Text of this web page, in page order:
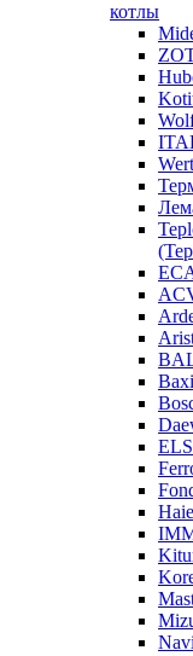
котлы
Wert
Baxi